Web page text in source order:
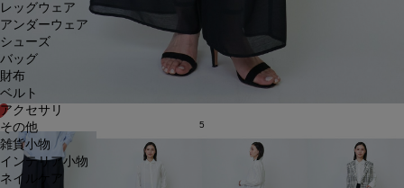
レッグウェア
アンダーウェア
シューズ
バッグ
財布
ベルト
アクセサリ
その他
雑貨小物
インテリア小物
ネイルケア
5